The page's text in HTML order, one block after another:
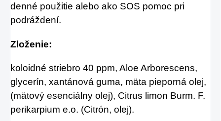
denné použitie alebo ako SOS pomoc pri
podráždení.
Zloženie:
koloidné striebro 40 ppm, Aloe Arborescens,
glycerín, xantánová guma, mäta pieporná olej,
(mätový esenciálny olej), Citrus limon Burm. F.
perikarpium e.o. (Citrón, olej).